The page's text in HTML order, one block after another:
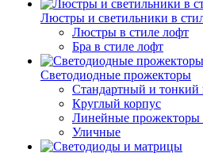
Люстры и светильники в
Люстры в стиле лофт
Бра в стиле лофт
Светодиодные прожекторы
Стандартный и тонкий
Круглый корпус
Линейные прожекторы
Уличные